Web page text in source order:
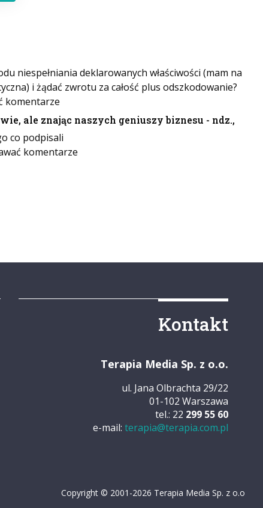
niespełniania deklarowanych właściwości (mam na
i żądać zwrotu za całość plus odszkodowanie?
komentarze
ale znając naszych geniuszy biznesu - ndz.,
co podpisali
komentarze
Kontakt
Terapia Media Sp. z o.o.
ul. Jana Olbrachta 29/22
01-102 Warszawa
tel.: 22 299 55 60
e-mail: terapia@terapia.com.pl
Copyright © 2001-2026 Terapia Media Sp. z o.o